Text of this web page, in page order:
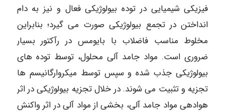
فیزیکی شیمیایی در توده بیولوژیکی فعال و نیز به دام
انداختن در تجمع بیولوژیکی صورت می گیرد؛ بنابراین
مخلوط مناسب فاضلاب با بایومس در رآکتور بسیار
ضروری است. مواد جامد آلی محلول، توسط توده های
بیولوژیکی جذب شده و سپس توسط میکروارگانیسم ها
تجزیه و تثبیت می شوند. در خلال تجزیه بیولوژیکی در اثر
هوادهی مواد جامد آلی، بخشی از مواد آلی در اثر واکنش